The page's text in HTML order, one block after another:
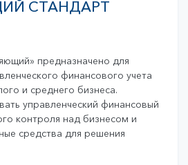
СТАНДАРТ
предназначено для
финансового учета
и среднего бизнеса.
управленческий финансовый
контроля над бизнесом и
средства для решения